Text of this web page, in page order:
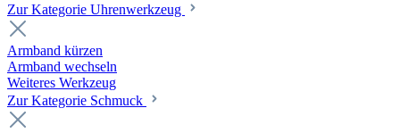
Zur Kategorie Uhrenwerkzeug
Armband kürzen
Armband wechseln
Weiteres Werkzeug
Zur Kategorie Schmuck